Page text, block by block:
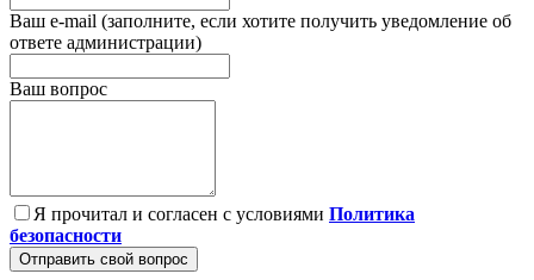
Ваш e-mail (заполните, если хотите получить уведомление об
ответе администрации)
Ваш вопрос
Я прочитал и согласен с условиями Политика
безопасности
Отправить свой вопрос